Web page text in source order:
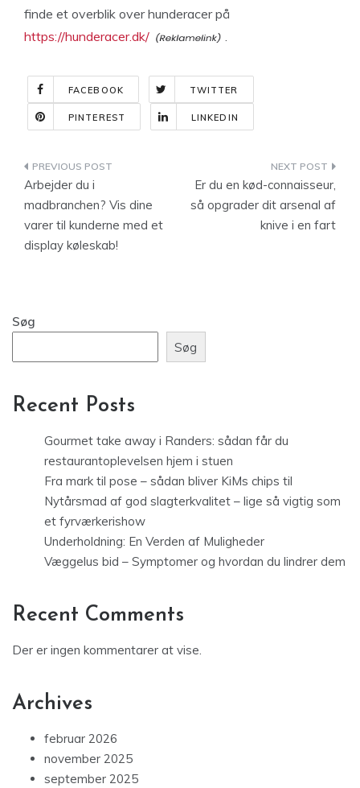
finde et overblik over hunderacer på
https://hunderacer.dk/
.
FACEBOOK TWITTER
PINTEREST LINKEDIN
Indlægsnavigation
Arbejder du i
madbranchen? Vis dine
varer til kunderne med et
display køleskab!
Er du en kød-connaisseur,
så opgrader dit arsenal af
knive i en fart
Søg
Søg
Recent Posts
Gourmet take away i Randers: sådan får du
restaurantoplevelsen hjem i stuen
Fra mark til pose – sådan bliver KiMs chips til
Nytårsmad af god slagterkvalitet – lige så vigtig som
et fyrværkerishow
Underholdning: En Verden af Muligheder
Væggelus bid – Symptomer og hvordan du lindrer dem
Recent Comments
Der er ingen kommentarer at vise.
Archives
februar 2026
november 2025
september 2025